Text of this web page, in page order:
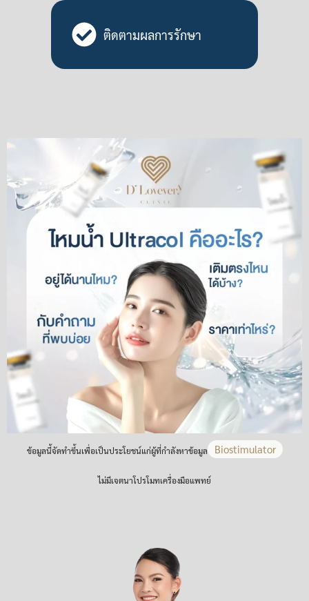
ติดตามผลการรักษา
ข้อมูลนี้จัดทำขึ้นเพื่อเป็นประโยชน์แก่ผู้ที่กำลังหาข้อมูล Biostimulator
ไม่มีเจตนาโปรโมทเครื่องมือแพทย์